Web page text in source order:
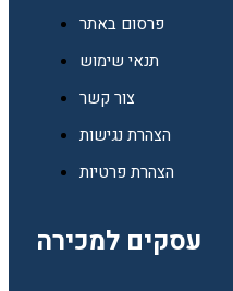
פרסום באתר
תנאי שימוש
צור קשר
הצהרת נגישות
הצהרת פרטיות
עסקים למכירה